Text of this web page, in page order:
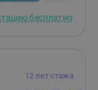
бесплатно
12 лет стажа